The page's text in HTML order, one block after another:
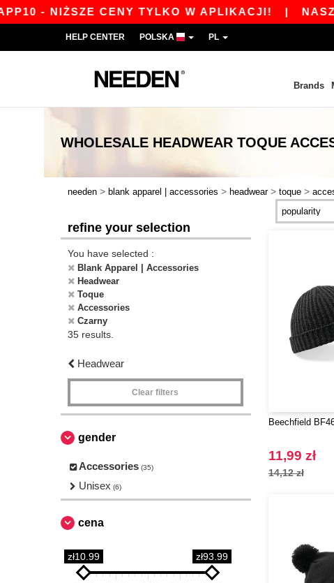
CENY TYLKO W APLIKACJI!|NASZA
HELP CENTER POLSKA PL
Brands
WHOLESALE HEADWEAR TOQUE
needen > blank apparel | accessories > headwear > toque >
refine your selection
You have selected :
Blank Apparel | Accessories
Headwear
Toque
Accessories
Czarny
35 results.
Headwear
Clear filters
gender
Accessories (35)
Unisex (6)
cena
zł10.99 zł93.99
Beechfield
11,99 zł
14,12 zł